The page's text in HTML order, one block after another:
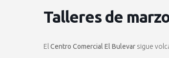
Talleres de
ElCentro Comercial El Bulevar sigue